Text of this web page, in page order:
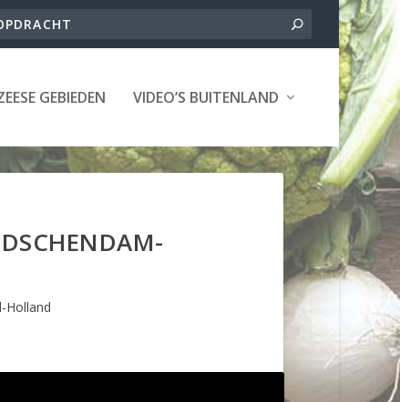
GEBIEDEN VIDEO’S BUITENLAND
Holland